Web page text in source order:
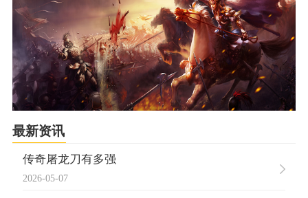
最新资讯
传奇屠龙刀有多强
2026-05-07